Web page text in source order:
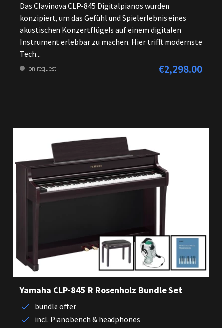
Das Clavinova CLP-845 Digitalpianos wurden
konzipiert, um das Gefühl und Spielerlebnis eines
akustischen Konzertflügels auf einem digitalen
Instrument erlebbar zu machen. Hier trifft modernste
Tech...
on request Regular price:
€2,298.00
Yamaha CLP-845 R Rosenholz Bundle Set
bundle offer
incl. Pianobench & headphones